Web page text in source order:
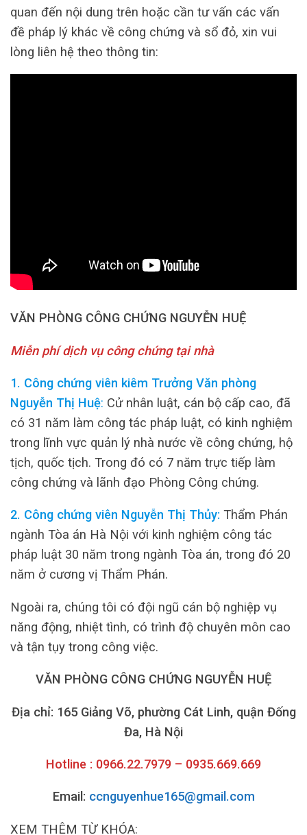
quan đến nội dung trên hoặc cần tư vấn các vấn
đề pháp lý khác về công chứng và sổ đỏ, xin vui
lòng liên hệ theo thông tin:
VĂN PHÒNG CÔNG CHỨNG NGUYỄN HUỆ
Miễn phí dịch vụ công chứng tại nhà
1. Công chứng viên kiêm Trưởng Văn phòng
Nguyễn Thị Huệ: Cử nhân luật, cán bộ cấp cao, đã
có 31 năm làm công tác pháp luật, có kinh nghiệm
trong lĩnh vực quản lý nhà nước về công chứng, hộ
tịch, quốc tịch. Trong đó có 7 năm trực tiếp làm
công chứng và lãnh đạo Phòng Công chứng.
2. Công chứng viên Nguyễn Thị Thủy: Thẩm Phán
ngành Tòa án Hà Nội với kinh nghiệm công tác
pháp luật 30 năm trong ngành Tòa án, trong đó 20
năm ở cương vị Thẩm Phán.
Ngoài ra, chúng tôi có đội ngũ cán bộ nghiệp vụ
năng động, nhiệt tình, có trình độ chuyên môn cao
và tận tụy trong công việc.
VĂN PHÒNG CÔNG CHỨNG NGUYỄN HUỆ
Địa chỉ: 165 Giảng Võ, phường Cát Linh, quận Đống
Đa, Hà Nội
Hotline : 0966.22.7979 – 0935.669.669
Email: ccnguyenhue165@gmail.com
XEM THÊM TỪ KHÓA: